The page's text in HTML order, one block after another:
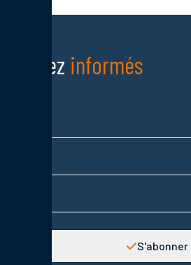
Restez informés
S'abonner